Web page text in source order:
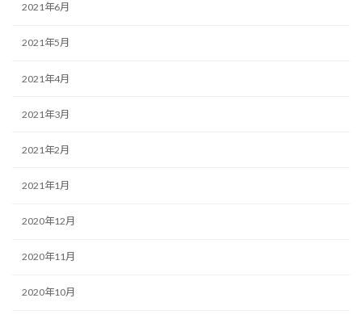
2021年6月
2021年5月
2021年4月
2021年3月
2021年2月
2021年1月
2020年12月
2020年11月
2020年10月